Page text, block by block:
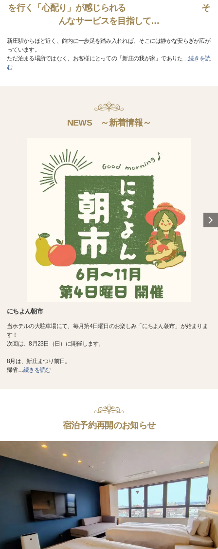
を行く「心配り」が感じられる そ
んなサービスを目指して…
新庄駅からほど近く、館内に一歩足を踏み入れれば、そこには静かな安らぎが広が
っています。
ただ泊まる場所ではなく、お客様にとっての「新庄の我が家」でありた…続きを読
む
NEWS ～新着情報～
にちよん朝市
当ホテルの大駐車場にて、毎月第4日曜日のお楽しみ「にちよん朝市」が始まりま
す！
次回は、8月23日（日）に開催します。
8月は、新庄まつり前日。
帰省…続きを読む
宿泊予約再開のお知らせ